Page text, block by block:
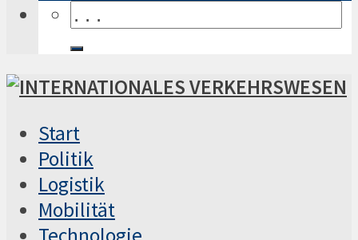
Start
Politik
Logistik
Mobilität